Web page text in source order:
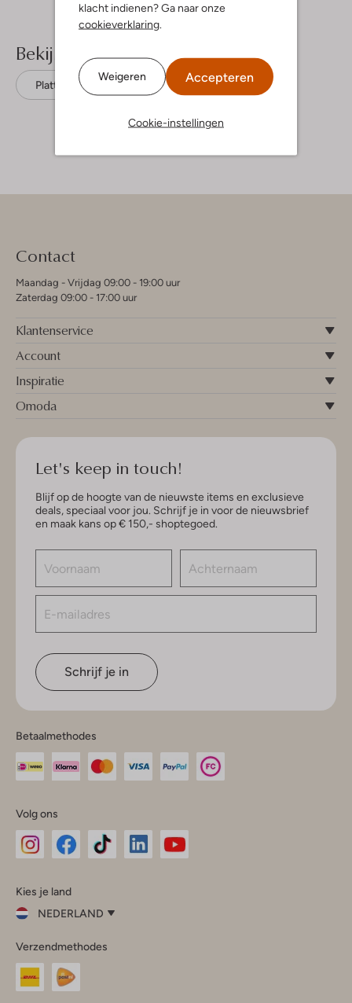
klacht indienen? Ga naar onze
cookieverklaring
Weigeren Accepteren
Cookie-instellingen
Bekijk meer
Platte sandalen Reef Textiel
Contact
Maandag - Vrijdag 09:00 - 19:00 uur
Zaterdag 09:00 - 17:00 uur
Klantenservice
Account
Inspiratie
Omoda
Let's keep in touch!
Blijf op de hoogte van de nieuwste items en exclusieve
deals, speciaal voor jou. Schrijf je in voor de nieuwsbrief
en maak kans op € 150,- shoptegoed.
Schrijf je in
Betaalmethodes
Volg ons
InstagramFacebook
Kies je land
NEDERLAND
je
land
Nederland
Verzendmethodes